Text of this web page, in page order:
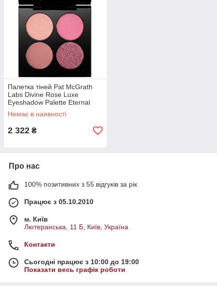
Палетка тіней Pat McGrath
Labs Divine Rose Luxe
Eyeshadow Palette Eternal
Eden 4 х 1.72 г
Немає в наявності
2 322 ₴
Про нас
100% позитивних з 55 відгуків за рік
Працює з 05.10.2010
м. Київ
Лютеранська, 11 Б, Київ, Україна
Контакти
Сьогодні працює з 10:00 до 19:00
Показати весь графік роботи